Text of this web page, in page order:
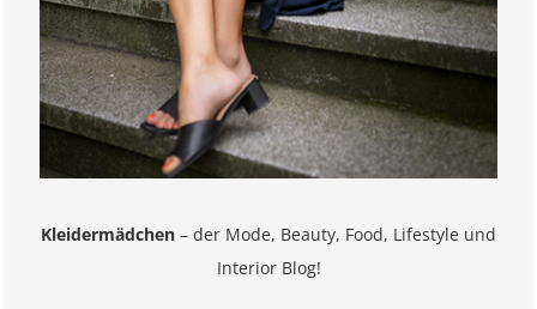
Kleidermädchen – der Mode, Beauty, Food, Lifestyle und
Interior Blog!